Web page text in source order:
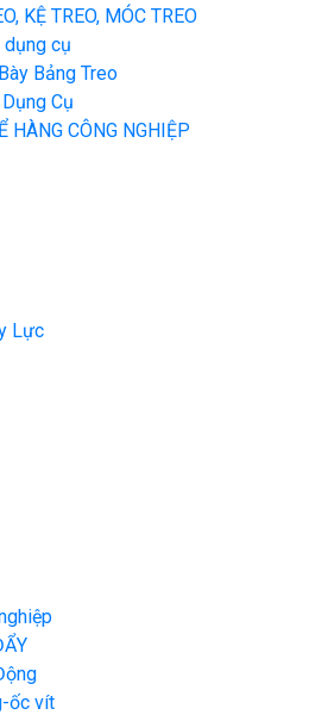
KỆ TREO, MÓC TREO
cụ
Bảng Treo
Cụ
HÀNG CÔNG NGHIỆP
Lực
ốc vít